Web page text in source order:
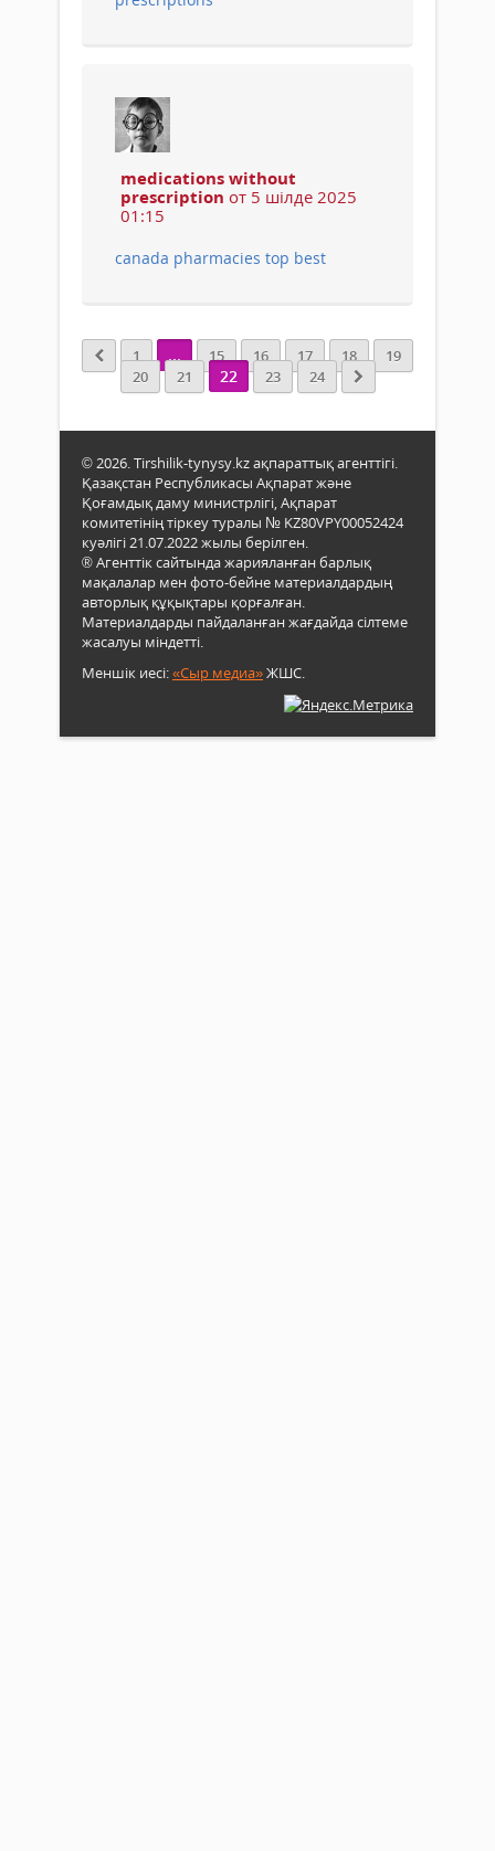
medications without
prescription от 5 шілде 2025
01:15
canada pharmacies top best
1 ... 15 16 17 18
19
20
21 22 23 24
© 2026. Tirshilik-tynysy.kz ақпараттық агенттігі.
Қазақстан Республикасы Ақпарат және
Қоғамдық даму министрлігі, Ақпарат
комитетінің тіркеу туралы № KZ80VPY00052424
куәлігі 21.07.2022 жылы берілген.
® Агенттік сайтында жарияланған барлық
мақалалар мен фото-бейне материалдардың
авторлық құқықтары қорғалған.
Материалдарды пайдаланған жағдайда сілтеме
жасалуы міндетті.
Меншік иесі:«Сыр медиа»ЖШС.